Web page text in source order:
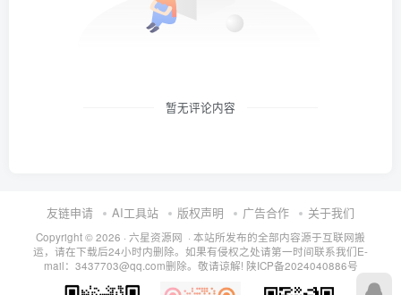
暂无评论内容
友链申请 AI工具站 版权声明 广告合作 关于我们
Copyright © 2026 · 六星资源网 · 本站所发布的全部内容源于互联网搬
运，请在下载后24小时内删除。如果有侵权之处请第一时间联系我们E-
mail：3437703@qq.com删除。敬请谅解! 陕ICP备2024040886号